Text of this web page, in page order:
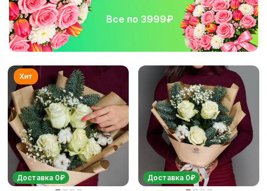
Все по 3999₽
Доставка 0₽ Доставка 0₽